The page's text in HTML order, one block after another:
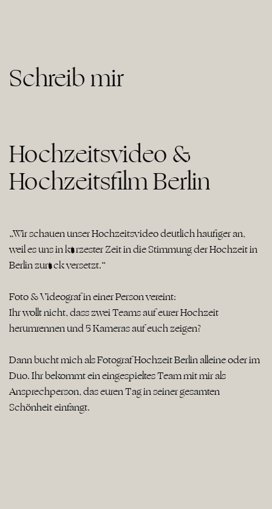
Schreib mir
Hochzeitsvideo &
Hochzeitsfilm Berlin
„Wir schauen unser Hochzeitsvideo deutlich häufiger an,
weil es uns in kürzester Zeit in die Stimmung der Hochzeit in
Berlin zurück versetzt.“
Foto & Videograf in einer Person vereint:
Ihr wollt nicht, dass zwei Teams auf eurer Hochzeit
herumrennen und 5 Kameras auf euch zeigen?
Dann bucht mich als Fotograf Hochzeit Berlin alleine oder im
Duo. Ihr bekommt ein eingespieltes Team mit mir als
Ansprechperson, das euren Tag in seiner gesamten
Schönheit einfängt.